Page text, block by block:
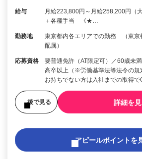
給与
月給223,800円～月給258,200円（
＋各種手当 《★…
勤務地
東京都内各エリアでの勤務 （東京
配属）
応募資格
要普通免許（AT限定可）／60歳未
高卒以上（※労働基準法等法令の
お持ちでない方は入社までの取得で
後で見る 詳細を
アピールポイントを